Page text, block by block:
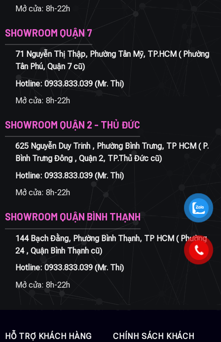
Mở cửa: 8h-22h
SHOWROOM QUẬN 7
71 Nguyễn Thị Thập, Phường Tân Mỹ, TP.HCM ( Phường
Tân Phú, Quận 7 cũ)
Hotline: 0933.833.039(Mr. Thi)
Mở cửa: 8h-22h
SHOWROOM QUẬN 2 - THỦ ĐỨC
625 Nguyễn Duy Trinh , Phường Bình Trưng, TP HCM ( P.
Bình Trưng Đông , Quận 2, TP.Thủ Đức cũ)
Hotline: 0933.833.039(Mr. Thi)
Mở cửa: 8h-22h
SHOWROOM QUẬN BÌNH THẠNH
144 Bạch Đằng, Phường Bình Thạnh, TP HCM ( Phường
24 , Quận Bình Thạnh cũ)
Hotline: 0933.833.039(Mr. Thi)
Mở cửa: 8h-22h
HỖ TRỢ KHÁCH HÀNG
CHÍNH SÁCH KHÁCH